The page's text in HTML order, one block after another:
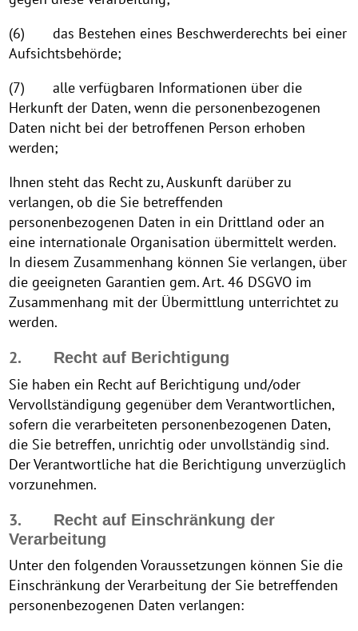
(6) das Bestehen eines Beschwerderechts bei einer
Aufsichtsbehörde;
(7) alle verfügbaren Informationen über die
Herkunft der Daten, wenn die personenbezogenen
Daten nicht bei der betroffenen Person erhoben
werden;
Ihnen steht das Recht zu, Auskunft darüber zu
verlangen, ob die Sie betreffenden
personenbezogenen Daten in ein Drittland oder an
eine internationale Organisation übermittelt werden.
In diesem Zusammenhang können Sie verlangen, über
die geeigneten Garantien gem. Art. 46 DSGVO im
Zusammenhang mit der Übermittlung unterrichtet zu
werden.
2. Recht auf Berichtigung
Sie haben ein Recht auf Berichtigung und/oder
Vervollständigung gegenüber dem Verantwortlichen,
sofern die verarbeiteten personenbezogenen Daten,
die Sie betreffen, unrichtig oder unvollständig sind.
Der Verantwortliche hat die Berichtigung unverzüglich
vorzunehmen.
3.
Recht auf Einschränkung der
Verarbeitung
Unter den folgenden Voraussetzungen können Sie die
Einschränkung der Verarbeitung der Sie betreffenden
personenbezogenen Daten verlangen: